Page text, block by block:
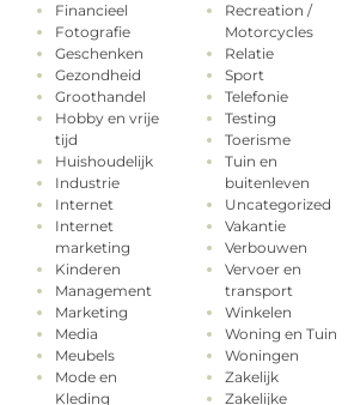
Financieel
Fotografie
Geschenken
Gezondheid
Groothandel
Hobby en vrije
tijd
Huishoudelijk
Industrie
Internet
Internet
marketing
Kinderen
Management
Marketing
Media
Meubels
Mode en
Kleding
Recreation /
Motorcycles
Relatie
Sport
Telefonie
Testing
Toerisme
Tuin en
buitenleven
Uncategorized
Vakantie
Verbouwen
Vervoer en
transport
Winkelen
Woning en Tuin
Woningen
Zakelijk
Zakelijke